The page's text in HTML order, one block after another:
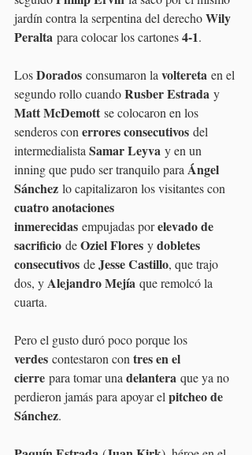
jardín contra la serpentina del derecho Wily
Peralta para colocar los cartones 4-1.
Los Dorados consumaron la voltereta en el
segundo rollo cuando Rusber Estrada y
Matt McDemott se colocaron en los
senderos con errores consecutivos del
intermedialista Samar Leyva y en un
inning que pudo ser tranquilo para Ángel
Sánchez lo capitalizaron los visitantes con
cuatro anotaciones
inmerecidas empujadas por elevado de
sacrificio de Oziel Flores y dobletes
consecutivos de Jesse Castillo, que trajo
dos, y Alejandro Mejía que remolcó la
cuarta.
Pero el gusto duró poco porque los
verdes contestaron con tres en el
cierre para tomar una delantera que ya no
perdieron jamás para apoyar el pitcheo de
Sánchez.